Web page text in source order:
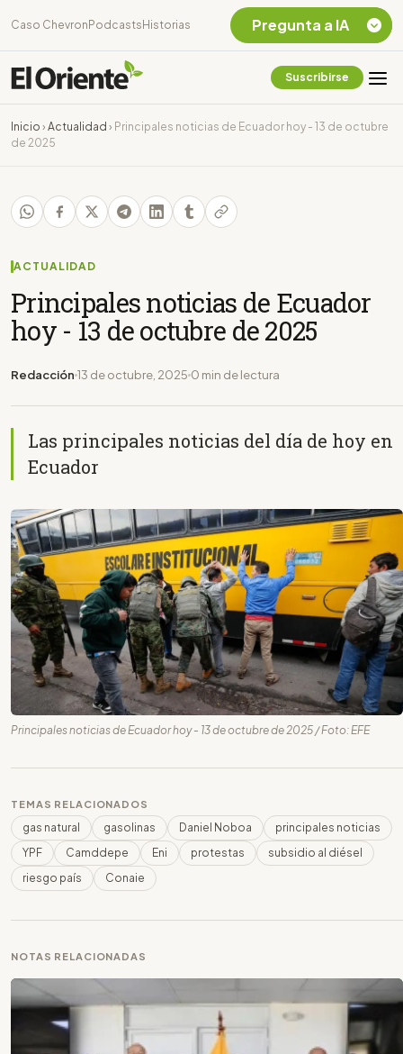
Caso Chevron Podcasts Historias
Suscribirse
Inicio › Actualidad › Principales noticias de Ecuador hoy - 13 de octubre
de 2025
ACTUALIDAD
Principales noticias de Ecuador
hoy - 13 de octubre de 2025
Redacción 13 de octubre, 2025 0 min de lectura
Las principales noticias del día de hoy en
Ecuador
Principales noticias de Ecuador hoy - 13 de octubre de 2025 / Foto: EFE
TEMAS RELACIONADOS
gas natural gasolinas Daniel Noboa
principales noticias
YPF
Camddepe Eni protestas
subsidio al diésel
riesgo país
Conaie
NOTAS RELACIONADAS
Pregunta a IA
Chevron Ecuador